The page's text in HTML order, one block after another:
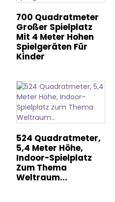
700 Quadratmeter
Großer Spielplatz
Mit 4 Meter Hohen
Spielgeräten Für
Kinder
524 Quadratmeter,
5,4 Meter Höhe,
Indoor-Spielplatz
Zum Thema
Weltraum...